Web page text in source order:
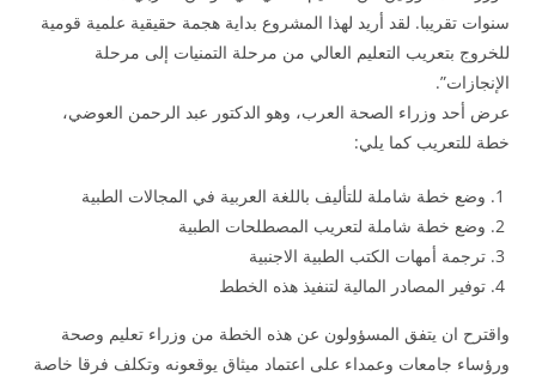
سنوات تقريبا. لقد أريد لهذا المشروع بداية هجمة حقيقية علمية قومية
للخروج بتعريب التعليم العالي من مرحلة التمنيات إلى مرحلة
الإنجازات”.
عرض أحد وزراء الصحة العرب، وهو الدكتور عبد الرحمن العوضي،
خطة للتعريب كما يلي:
وضع خطة شاملة للتأليف باللغة العربية في المجالات الطبية
وضع خطة شاملة لتعريب المصطلحات الطبية
ترجمة أمهات الكتب الطبية الاجنبية
توفير المصادر المالية لتنفيذ هذه الخطط
واقترح ان يتفق المسؤولون عن هذه الخطة من وزراء تعليم وصحة
ورؤساء جامعات وعمداء على اعتماد ميثاق يوقعونه وتكلف فرقا خاصة